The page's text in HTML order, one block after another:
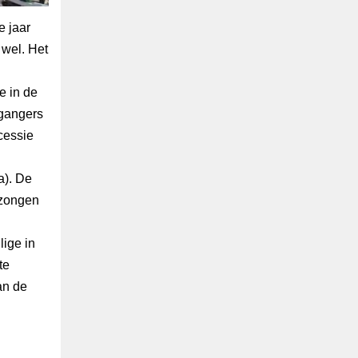
jaar
Het
in de
De
in
de